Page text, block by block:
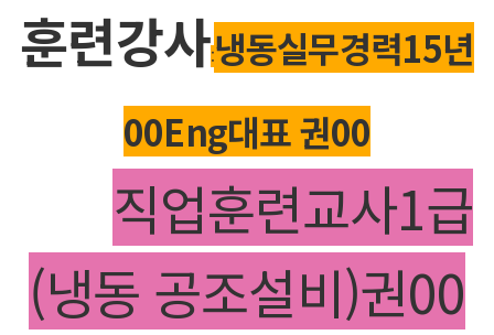
훈련강사:냉동실무경력15년
00Eng대표 권00
직업훈련교사1급
(냉동 공조설비)권00